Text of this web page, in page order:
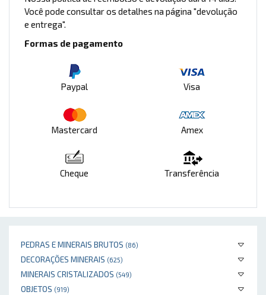
PEDRAS E MINERAIS BRUTOS (86)
DECORAÇÕES MINERAIS (625)
MINERAIS CRISTALIZADOS (549)
OBJETOS (919)
Você pode consultar os detalhes na página "devolução
e entrega".
Formas de pagamento
Paypal Visa
Mastercard Amex
Cheque Transferência